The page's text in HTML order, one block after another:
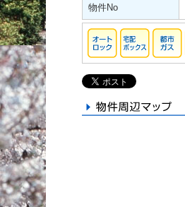
物件No